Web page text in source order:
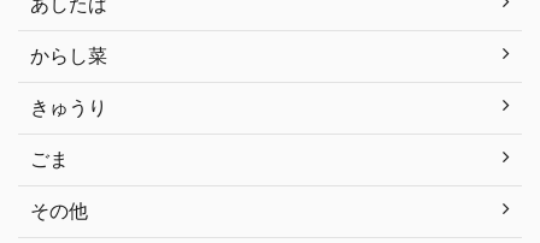
からし菜
きゅうり
ごま
その他